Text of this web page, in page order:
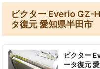
ビクター Everio GZ-
タ復元 愛知県半田市
ビクター
ータ復元